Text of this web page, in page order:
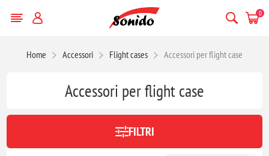
0
Home Accessori Flight cases Accessori per flight case
Accessori per flight case
FILTRI